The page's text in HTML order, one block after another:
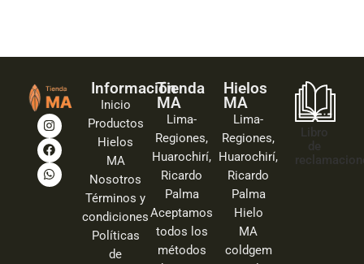
Información
Inicio
Productos
Hielos
MA
Nosotros
Términos y
condiciones
Políticas
de
Tienda
MA
Lima-
Regiones,
Huarochirí,
Ricardo
Palma
Aceptamos
todos los
métodos
Hielos
MA
Lima-
Regiones,
Huarochirí,
Ricardo
Palma
Hielo
MA
coldgem
Libro
de